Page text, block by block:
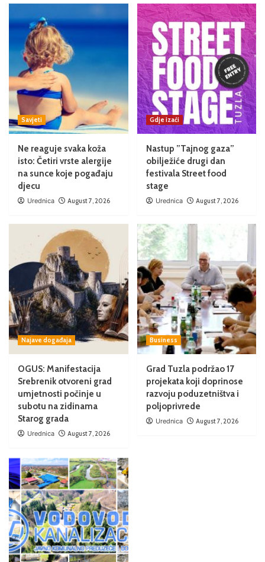
Savjeti
Ne reaguje svaka koža
isto: Četiri vrste alergije
na sunce koje pogađaju
djecu
Urednica August 7, 2026
Gdje izaći
Nastup ”Tajnog gaza”
obilježiće drugi dan
festivala Street food
stage
Urednica August 7, 2026
Najave događaja
OGUS: Manifestacija
Srebrenik otvoreni grad
umjetnosti počinje u
subotu na zidinama
Starog grada
Urednica August 7, 2026
Business
Grad Tuzla podržao 17
projekata koji doprinose
razvoju poduzetništva i
poljoprivrede
Urednica August 7, 2026